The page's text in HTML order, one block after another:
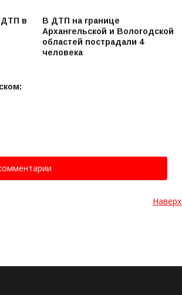
ДТП в
В ДТП на границе
Архангельской и Вологодской
областей пострадали 4
человека
Наверх